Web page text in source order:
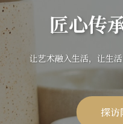
匠心传
让艺术融入生活，让生
探访